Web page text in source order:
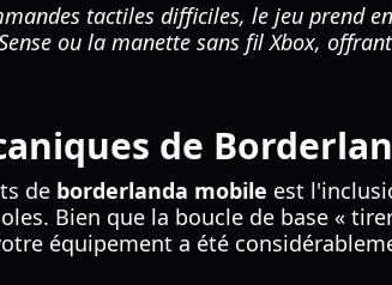
tactiles difficiles, le jeu prend
ou la manette sans fil Xbox,
de
de borderlanda mobile est
Bien que la boucle de base «
équipement a été